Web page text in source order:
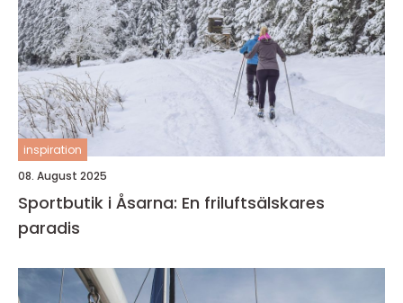
inspiration
08. August 2025
Sportbutik i Åsarna: En friluftsälskares
paradis